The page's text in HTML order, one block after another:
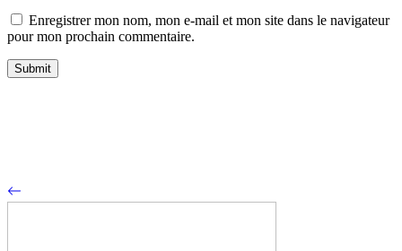
Enregistrer mon nom, mon e-mail et mon site dans le navigateur
pour mon prochain commentaire.